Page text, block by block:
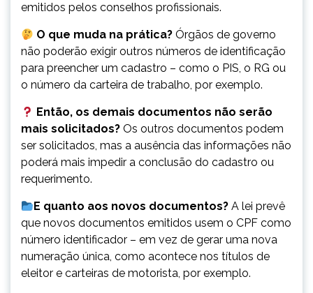
emitidos pelos conselhos profissionais.
O que muda na prática?Órgãos de governo
não poderão exigir outros números de identificação
para preencher um cadastro – como o PIS, o RG ou
o número da carteira de trabalho, por exemplo.
Então, os demais documentos não serão
mais solicitados? Os outros documentos podem
ser solicitados, mas a ausência das informações não
poderá mais impedir a conclusão do cadastro ou
requerimento.
E quanto aos novos documentos?A lei prevê
que novos documentos emitidos usem o CPF como
número identificador – em vez de gerar uma nova
numeração única, como acontece nos títulos de
eleitor e carteiras de motorista, por exemplo.